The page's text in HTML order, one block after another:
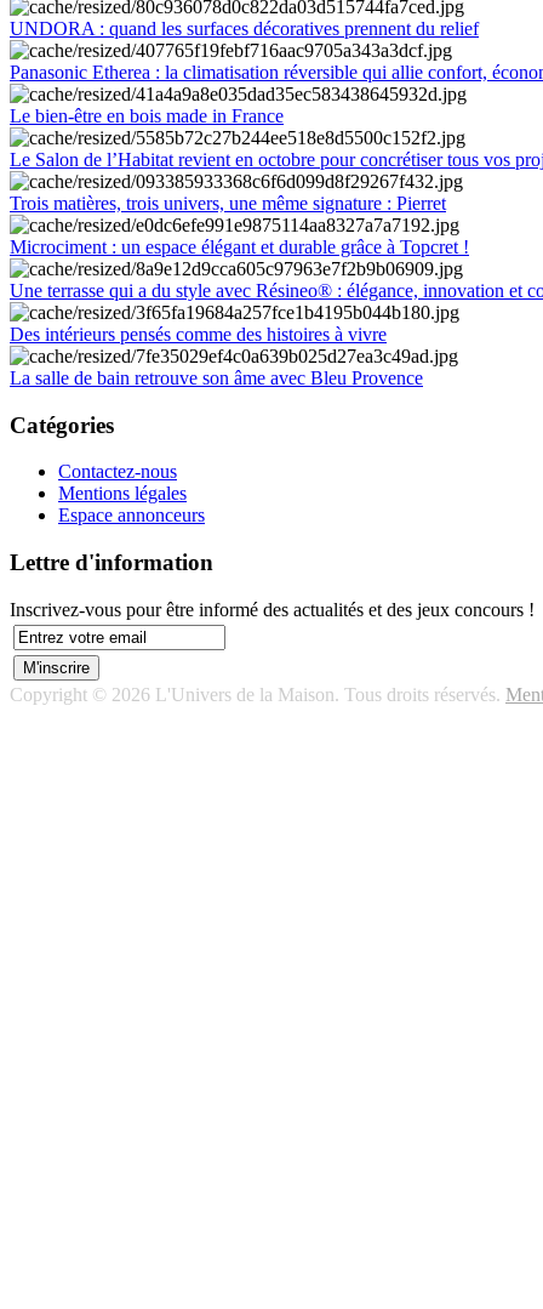
UNDORA : quand les surfaces décoratives prennent du relief
Panasonic Etherea : la climatisation réversible qui allie confort,
Le bien-être en bois made in France
Le Salon de l’Habitat revient en octobre pour concrétiser tous vos
Trois matières, trois univers, une même signature : Pierret
Microciment : un espace élégant et durable grâce à Topcret !
Une terrasse qui a du style avec Résineo® : élégance, innovation et
Des intérieurs pensés comme des histoires à vivre
La salle de bain retrouve son âme avec Bleu Provence
Catégories
Contactez-nous
Mentions légales
Espace annonceurs
Lettre d'information
Inscrivez-vous pour être informé des actualités et des jeux concours !
Copyright © 2026 L'Univers de la Maison. Tous droits réservés.